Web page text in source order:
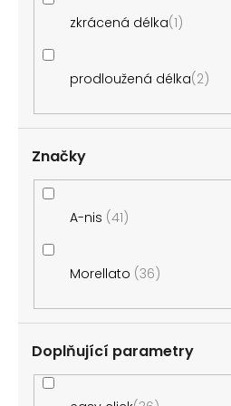
Značky
A-nis 41
Morellato 36
zkrácená délka 1
prodloužená délka 2
Doplňující parametry